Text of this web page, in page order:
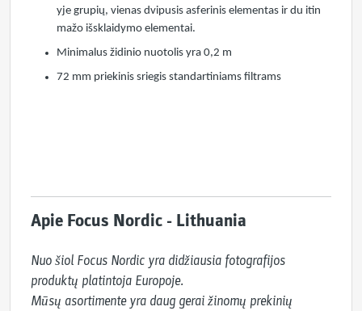
yje grupių, vienas dvipusis asferinis elementas ir du itin
mažo išsklaidymo elementai.
Minimalus židinio nuotolis yra 0,2 m
72 mm priekinis sriegis standartiniams filtrams
Apie Focus Nordic - Lithuania
Nuo šiol Focus Nordic yra didžiausia fotografijos
produktų platintoja Europoje.
Mūsų asortimente yra daug gerai žinomų prekinių